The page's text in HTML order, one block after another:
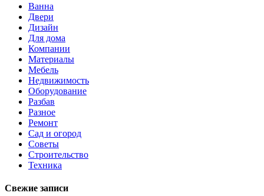
Ванна
Двери
Дизайн
Для дома
Компании
Материалы
Мебель
Недвижимость
Оборудование
Разбав
Разное
Ремонт
Сад и огород
Советы
Строительство
Техника
Свежие записи